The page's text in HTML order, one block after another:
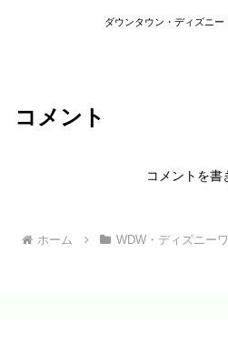
ダウンタウン・ディズニー
コメント
コメントを書
ホーム WDW・ディズニー